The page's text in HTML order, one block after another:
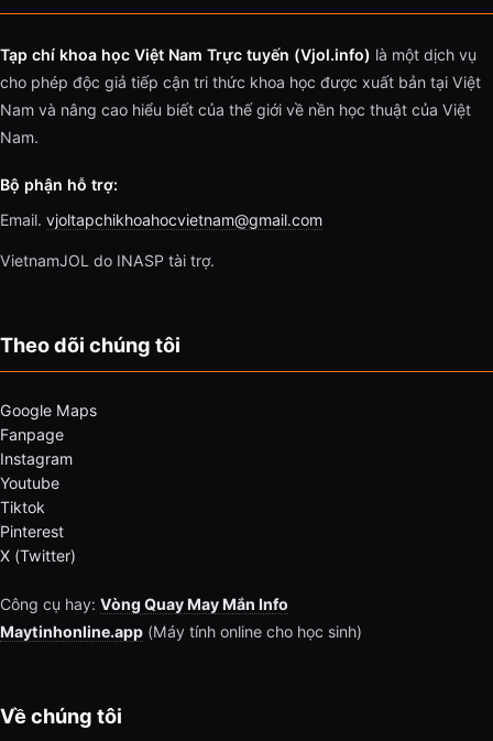
Tạp chí khoa học Việt Nam Trực tuyến (Vjol.info) là một dịch vụ
cho phép độc giả tiếp cận tri thức khoa học được xuất bản tại Việt
Nam và nâng cao hiểu biết của thế giới về nền học thuật của Việt
Nam.
Bộ phận hỗ trợ:
Email. vjoltapchikhoahocvietnam@gmail.com
VietnamJOL do INASP tài trợ.
Theo dõi chúng tôi
Google Maps
Fanpage
Instagram
Youtube
Tiktok
Pinterest
X (Twitter)
Công cụ hay: Vòng Quay May Mắn Info
Maytinhonline.app (Máy tính online cho học sinh)
Về chúng tôi